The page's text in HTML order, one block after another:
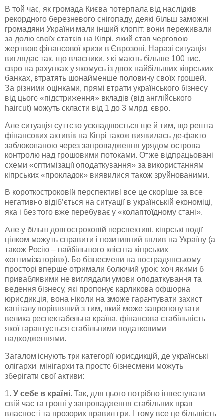
В той час, як громада Києва потерпала від наслідків
рекордного березневого снігопаду, деякі більш заможні
громадяни України мали інший клопіт: вони переживали
за долю своїх статків на Кіпрі, який став черговою
жертвою фінансової кризи в Єврозоні. Наразі ситуація
виглядає так, що власники, які мають більше 100 тис.
євро на рахунках у якомусь із двох найбільших кіпрських
банках, втратять щонайменше половину своїх грошей.
За різними оцінками, прямі втрати українського бізнесу
від цього «підстриження» вкладів (від англійського
haircut) можуть скласти від 1 до 3 млрд. євро.
Але ситуація суттєво ускладнюється ще й тим, що решта
фінансових активів на Кіпрі також виявилась де-факто
заблокованою через запровадження урядом острова
контролю над грошовими потоками. Отже відпрацьовані
схеми «оптимізації оподаткування» за використанням
кіпрських «прокладок» виявилися також зруйнованими.
В короткостроковій перспективі все це скоріше за все
негативно відіб’ється на ситуації в українській економіці,
яка і без того вже перебуває у «колаптоїдному стані».
Але у більш довгостроковій перспективі, кіпрські події
цілком можуть справити і позитивний вплив на Україну (а
також Росію – найбільшого клієнта кіпрських
«оптимізаторів»). Бо бізнесмени на пострадянському
просторі вперше отримали болючий урок: хоч якими б
привабливими не виглядали умови оподаткування та
ведення бізнесу, які пропонує карликова офшорна
юрисдикція, вона ніколи на зможе гарантувати захист
капіталу порівняний з тим, який може запропонувати
велика респектабельна країна, фінансова стабільність
якої гарантується стабільними податковими
надходженнями.
Загалом існують три категорії юрисдикцій, де українські
олігархи, мінігархи та просто бізнесмени можуть
зберігати свої активи:
1. У себе в країні. Так, для цього потрібно інвестувати
свій час та гроші у запровадження стабільних прав
власності та прозорих правил гри. І тому все це більшість